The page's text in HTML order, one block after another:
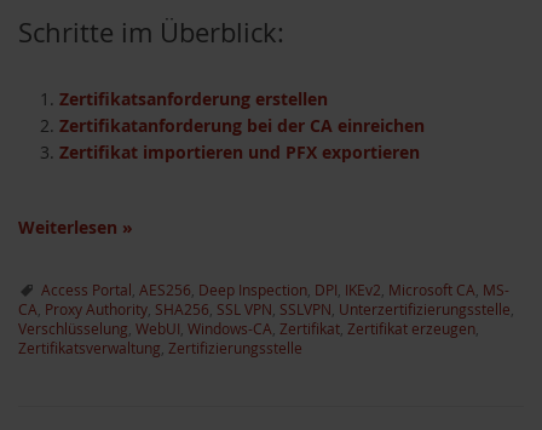
Schritte im Überblick:
Zertifikatsanforderung erstellen
Zertifikatanforderung bei der CA einreichen
Zertifikat importieren und PFX exportieren
Weiterlesen »
Access Portal AES256 Deep Inspection DPI IKEv2 Microsoft CA MS-
CA Proxy Authority SHA256 SSL VPN SSLVPN Unterzertifizierungsstelle
Verschlüsselung WebUI Windows-CA Zertifikat Zertifikat erzeugen
Zertifikatsverwaltung Zertifizierungsstelle